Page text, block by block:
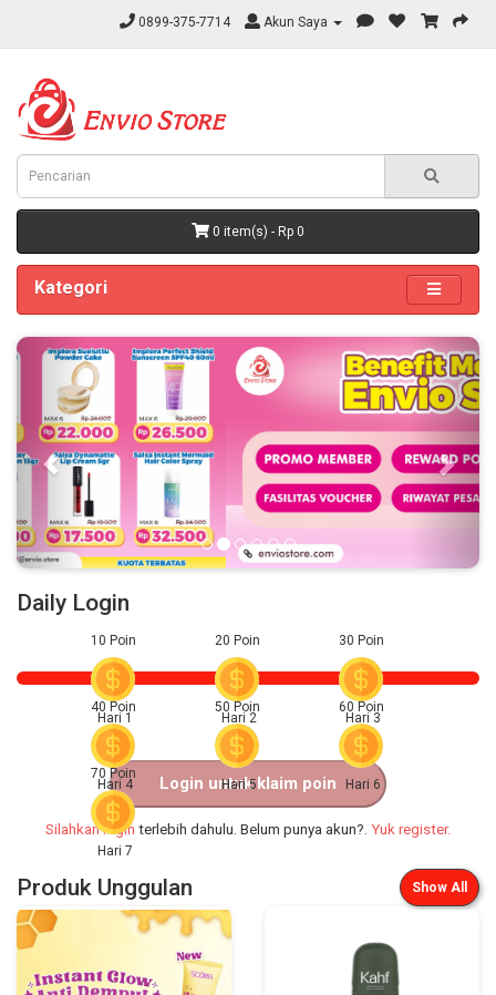
0899-375-7714 Akun Saya
0 item(s) - Rp 0
Kategori
Previous Next
Daily Login
10 Poin
Hari 1
20 Poin
Hari 2
30 Poin
Hari 3
40 Poin
Hari 4
50 Poin
Hari 5
60 Poin
Hari 6
70 Poin
Hari 7
Login untuk klaim poin
Silahkan login terlebih dahulu. Belum punya akun?. Yuk register.
Produk Unggulan Show All